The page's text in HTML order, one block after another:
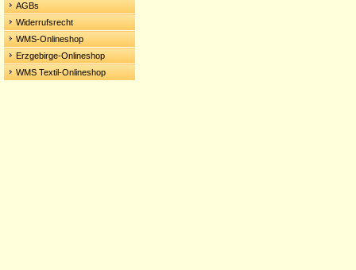
AGBs
Widerrufsrecht
WMS-Onlineshop
Erzgebirge-Onlineshop
WMS Textil-Onlineshop